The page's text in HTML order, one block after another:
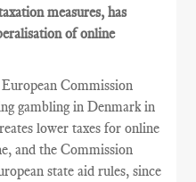
measures, has
of online
Commission
gambling in Denmark in
lower taxes for online
and the Commission
state aid rules, since